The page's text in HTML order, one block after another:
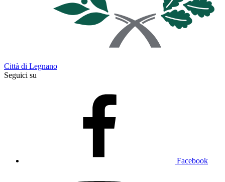
Città di Legnano
Seguici su
Facebook